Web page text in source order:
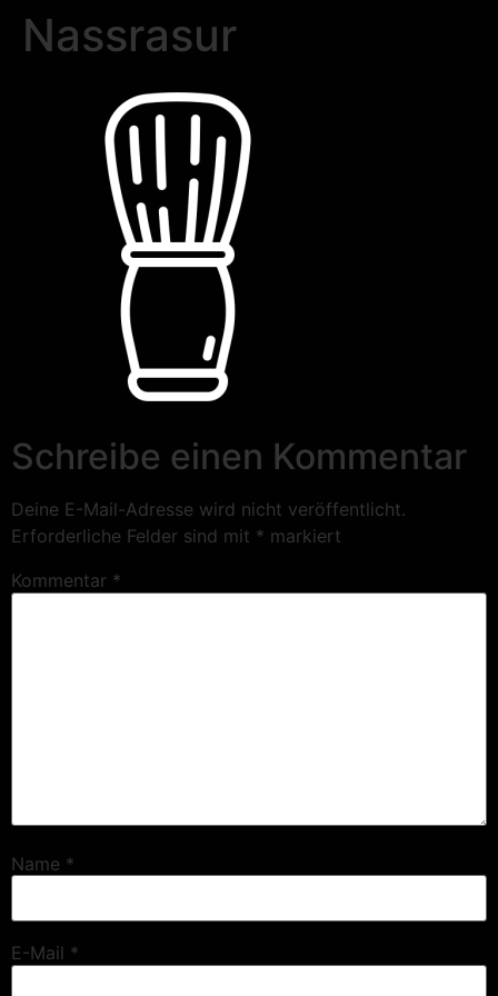
Nassrasur
Schreibe einen Kommentar
Deine E-Mail-Adresse wird nicht veröffentlicht.
Erforderliche Felder sind mit * markiert
Kommentar *
Name *
E-Mail *